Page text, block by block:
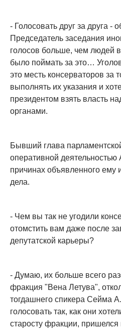
- Голосовать друг за друга -
Председатель заседания
голосов больше, чем людей
было поймать за это…
это месть консерваторов за
выполнять их указания и
президентом взять власть
органами.
Бывший глава
оперативной деятельностью
причинах объявленного ему
дела.
- Чем вы так не угодили
отомстить вам даже после
депутатской карьеры?
- Думаю, их больше всего
фракция "Вена Летува",
тогдашнего спикера Сейма
голосовать так, как они
старосту фракции, пришелся